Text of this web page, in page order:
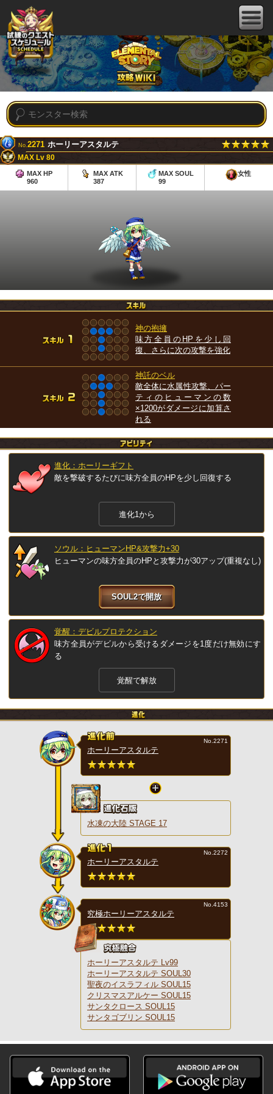
No.2271 ホーリーアスタルテ
MAX Lv 80
MAX HP
960
MAX ATK
387
MAX SOUL
99
女性
神の抱擁
味方全員のHPを少し回
復、さらに次の攻撃を強化
神託のベル
敵全体に水属性攻撃、パー
ティのヒューマンの数
×1200がダメージに加算さ
れる
進化：ホーリーギフト
敵を撃破するたびに味方全員のHPを少し回復する
進化1から
ソウル：ヒューマンHP&攻撃力+30
ヒューマンの味方全員のHPと攻撃力が30アップ(重複なし)
SOUL2で開放
覚醒：デビルプロテクション
味方全員がデビルから受けるダメージを1度だけ無効にす
る
覚醒で解放
ホーリーアスタルテ
No.2271
水凍の大陸 STAGE 17
ホーリーアスタルテ
No.2272
究極ホーリーアスタルテ
No.4153
ホーリーアスタルテ Lv99
ホーリーアスタルテ SOUL30
聖夜のイスラフィル SOUL15
クリスマスアルケー SOUL15
サンタクロース SOUL15
サンタゴブリン SOUL15